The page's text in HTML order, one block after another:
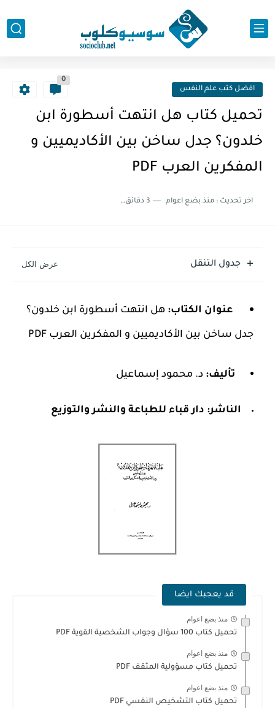
افضل كتب علم النفس
0
تحميل كتاب هل انتهت أسطورة ابن
خلدون؟ جدل ساخن بين الأكاديميين و
المفكرين العرب PDF
اخر تحديث :منذ بضع اعوام 3 دقائق للقراءة
جدول التنقل
عنوان الكتاب: هل انتهت أسطورة ابن خلدون؟
جدل ساخن بين الأكاديميين و المفكرين العرب PDF
تأليف: د. محمود إسماعيل
الناشر: دار قباء للطباعة والنشر والتوزيع
قد يعجبك ايضا
منذ بضع اعوام
تحميل كتاب 100 سؤال وجواب الشخصية القوية PDF
منذ بضع اعوام
تحميل كتاب مسؤولية المثقف PDF
منذ بضع اعوام
تحميل كتاب التشخيص النفسي PDF